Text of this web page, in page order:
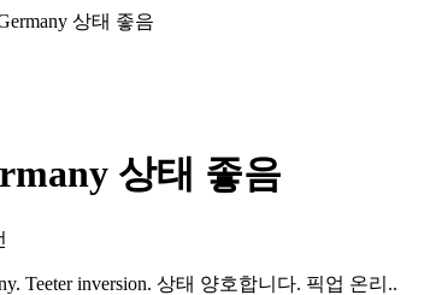
상태 좋음
상태 좋음
Teeter inversion. 상태 양호합니다. 픽업 온리..